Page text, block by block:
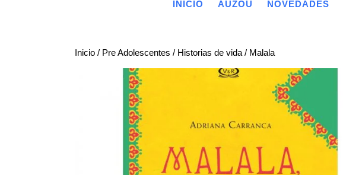
INICIO AUZOU NOVEDADES
Inicio / Pre Adolescentes / Historias de vida / Malala